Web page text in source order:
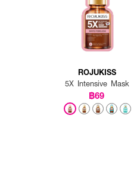
ROJUKISS
5X Intensive Mask
฿69